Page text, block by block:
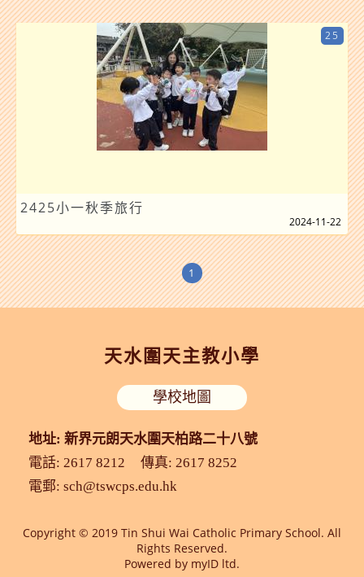
2425小一秋季旅行
25
2024-11-22
1
天水圍天主教小學
地址: 新界元朗天水圍天柏路二十八號
學校地圖
電話: 2617 8212
傳真: 2617 8252
電郵: sch@tswcps.edu.hk
Copyright © 2019 Tin Shui Wai Catholic Primary School. All
Rights Reserved.
Powered by myID ltd.